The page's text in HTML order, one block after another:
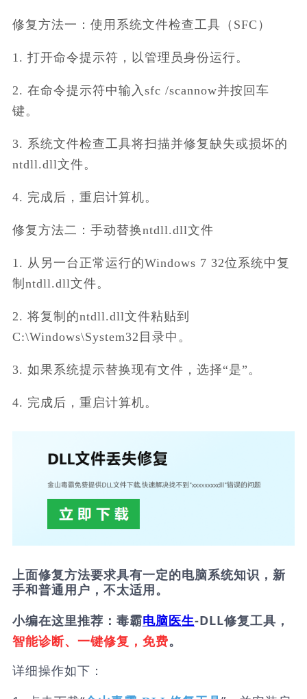
修复方法一：使用系统文件检查工具（SFC）
1. 打开命令提示符，以管理员身份运行。
2. 在命令提示符中输入sfc /scannow并按回车
键。
3. 系统文件检查工具将扫描并修复缺失或损坏的
ntdll.dll文件。
4. 完成后，重启计算机。
修复方法二：手动替换ntdll.dll文件
1. 从另一台正常运行的Windows 7 32位系统中复
制ntdll.dll文件。
2. 将复制的ntdll.dll文件粘贴到
C:\Windows\System32目录中。
3. 如果系统提示替换现有文件，选择“是”。
4. 完成后，重启计算机。
上面修复方法要求具有一定的电脑系统知识，新
手和普通用户，不太适用。
小编在这里推荐：毒霸电脑医生-DLL修复工具，
智能诊断、一键修复，免费。
详细操作如下：